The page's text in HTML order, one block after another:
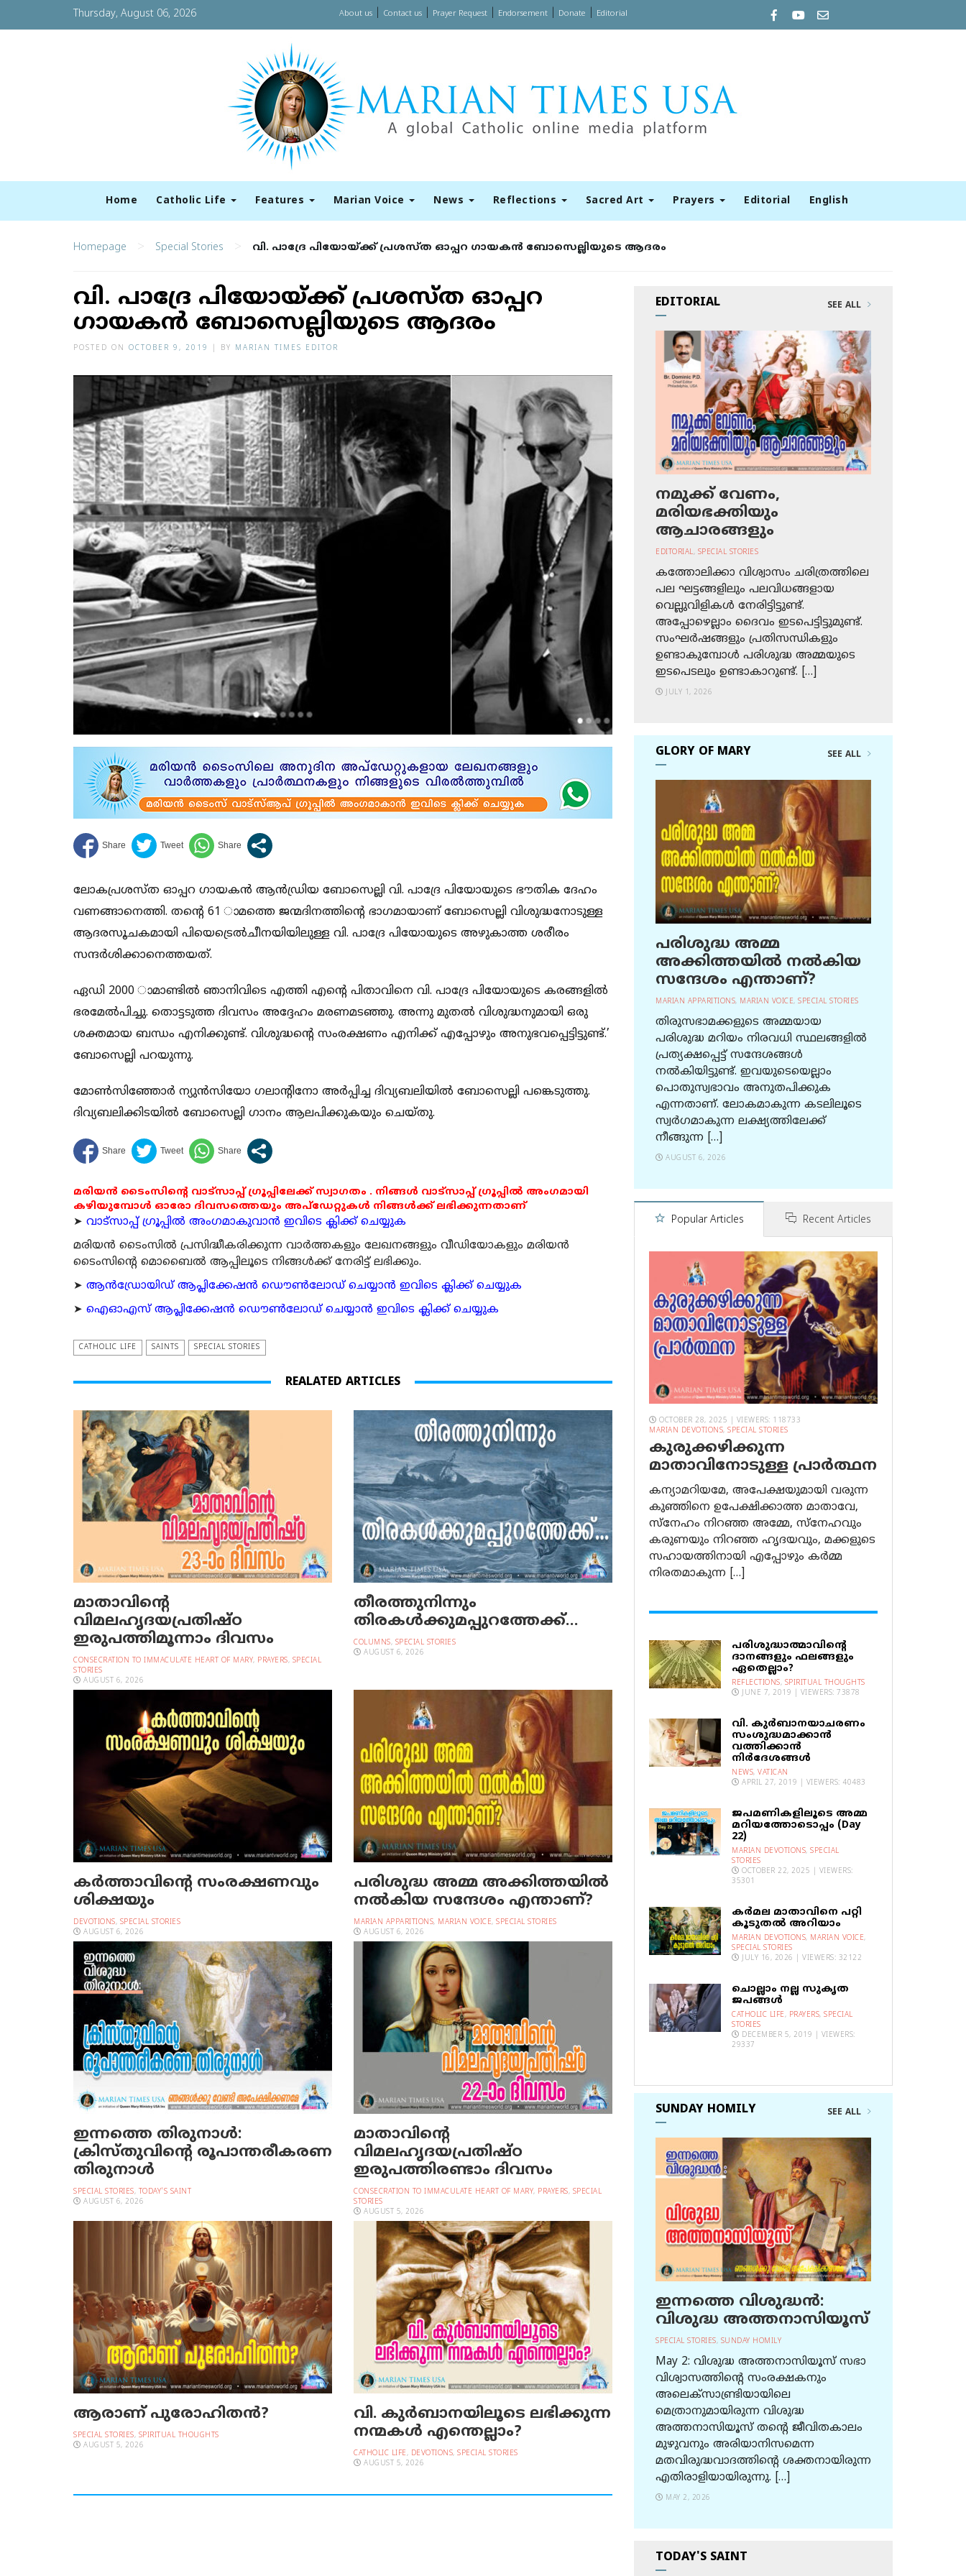
Thursday, August 06, 2026 About us| Contact us| Prayer Request| Endorsement| Donate Editorial
Home Catholic Life Features Marian Voice News Reflections Sacred Art Prayers Editorial English
Homepage > Special Stories > വി. പാദ്രേ പിയോയ്ക്ക് പ്രശസ്ത ഓപ്പറ ഗായകന്‍ ബോസെല്ലിയുടെ ആദരം
വി. പാദ്രേ പിയോയ്ക്ക് പ്രശസ്ത ഓപ്പറ
ഗായകന്‍ ബോസെല്ലിയുടെ ആദരം
POSTED ON OCTOBER 9, 2019 BY MARIAN TIMES EDITOR
ലോകപ്രശസ്ത ഓപ്പറ ഗായകന്‍ ആന്‍ഡ്രിയ ബോസെല്ലി വി. പാദ്രേ പിയോയുടെ ഭൗതിക ദേഹം
വണങ്ങാനെത്തി. തന്റെ 61 ാമത്തെ ജന്മദിനത്തിന്റെ ഭാഗമായാണ് ബോസെല്ലി വിശുദ്ധനോടുള്ള
ആദരസൂചകമായി പിയെട്രെല്‍ചീനയിയിലുള്ള വി. പാദ്രേ പിയോയുടെ അഴുകാത്ത ശരീരം
സന്ദര്‍ശിക്കാനെത്തയത്.
ഏഡി 2000 ാമാണ്ടില്‍ ഞാനിവിടെ എത്തി എന്റെ പിതാവിനെ വി. പാദ്രേ പിയോയുടെ കരങ്ങളില്‍
ഭരമേല്‍പിച്ചു. തൊട്ടടുത്ത ദിവസം അദ്ദേഹം മരണമടഞ്ഞു. അന്നു മുതല്‍ വിശുദ്ധനുമായി ഒരു
ശക്തമായ ബന്ധം എനിക്കുണ്ട്. വിശുദ്ധന്റെ സംരക്ഷണം എനിക്ക് എപ്പോഴും അനുഭവപ്പെട്ടിട്ടുണ്ട്.’
ബോസെല്ലി പറയുന്നു.
മോണ്‍സിഞ്ഞോര്‍ ന്യുന്‍സിയോ ഗലാന്റിനോ അര്‍പ്പിച്ച ദിവ്യബലിയില്‍ ബോസെല്ലി പങ്കെടുത്തു.
ദിവ്യബലിക്കിടയില്‍ ബോസെല്ലി ഗാനം ആലപിക്കുകയും ചെയ്തു.
മരിയൻ ടൈംസിന്റെ വാട്സാപ്പ് ഗ്രൂപ്പിലേക്ക് സ്വാഗതം . നിങ്ങൾ വാട്സാപ്പ് ഗ്രൂപ്പിൽ അംഗമായി
കഴിയുമ്പോൾ ഓരോ ദിവസത്തെയും അപ്ഡേറ്റുകൾ നിങ്ങൾക്ക് ലഭിക്കുന്നതാണ്
➤ വാട്സാപ്പ് ഗ്രൂപ്പിൽ അംഗമാകുവാൻ ഇവിടെ ക്ലിക്ക് ചെയ്യുക
മരിയന്‍ ടൈംസില്‍ പ്രസിദ്ധീകരിക്കുന്ന വാര്‍ത്തകളും ലേഖനങ്ങളും വീഡിയോകളും മരിയന്‍
ടൈംസിന്റെ മൊബൈല്‍ ആപ്പിലൂടെ നിങ്ങള്‍ക്ക് നേരിട്ട് ലഭിക്കും.
➤ ആന്‍ഡ്രോയിഡ് ആപ്ലിക്കേഷന്‍ ഡൌണ്‍ലോഡ് ചെയ്യാന്‍ ഇവിടെ ക്ലിക്ക് ചെയ്യുക
➤ ഐഓഎസ് ആപ്ലിക്കേഷന്‍ ഡൌണ്‍ലോഡ് ചെയ്യാന്‍ ഇവിടെ ക്ലിക്ക് ചെയ്യുക
CATHOLIC LIFE SAINTS SPECIAL STORIES
REALATED ARTICLES
മാതാവിന്റെ
വിമലഹൃദയപ്രതിഷ്ഠ
ഇരുപത്തിമൂന്നാം ദിവസം
CONSECRATION TO IMMACULATE HEART OF MARY, PRAYERS, SPECIAL
STORIES
AUGUST 6, 2026
തീരത്തുനിന്നും
തിരകള്‍ക്കുമപ്പുറത്തേക്ക്…
COLUMNS, SPECIAL STORIES
AUGUST 6, 2026
കർത്താവിന്റെ സംരക്ഷണവും
ശിക്ഷയും
DEVOTIONS, SPECIAL STORIES
AUGUST 6, 2026
പരിശുദ്ധ അമ്മ അക്കിത്തയില്‍
നല്‍കിയ സന്ദേശം എന്താണ്?
MARIAN APPARITIONS, MARIAN VOICE, SPECIAL STORIES
AUGUST 6, 2026
ഇന്നത്തെ തിരുനാള്‍:
ക്രിസ്തുവിന്റെ രൂപാന്തരീകരണ
തിരുനാള്‍
SPECIAL STORIES, TODAY'S SAINT
AUGUST 6, 2026
മാതാവിന്റെ
വിമലഹൃദയപ്രതിഷ്ഠ
ഇരുപത്തിരണ്ടാം ദിവസം
CONSECRATION TO IMMACULATE HEART OF MARY, PRAYERS, SPECIAL
STORIES
AUGUST 5, 2026
ആരാണ് പുരോഹിതൻ?
SPECIAL STORIES, SPIRITUAL THOUGHTS
AUGUST 5, 2026
വി. കുര്‍ബാനയിലൂടെ ലഭിക്കുന്ന
നന്മകള്‍ എന്തെല്ലാം?
CATHOLIC LIFE, DEVOTIONS, SPECIAL STORIES
AUGUST 5, 2026
EDITORIAL SEE ALL
നമുക്ക് വേണം,
മരിയഭക്തിയും
ആചാരങ്ങളും
EDITORIAL, SPECIAL STORIES
കത്തോലിക്കാ വിശ്വാസം ചരിത്രത്തിലെ
പല ഘട്ടങ്ങളിലും പലവിധങ്ങളായ
വെല്ലുവിളികള്‍ നേരിട്ടിട്ടുണ്ട്.
അപ്പോഴെല്ലാം ദൈവം ഇടപെട്ടിട്ടുമുണ്ട്.
സംഘര്‍ഷങ്ങളും പ്രതിസന്ധികളും
ഉണ്ടാകുമ്പോള്‍ പരിശുദ്ധ അമ്മയുടെ
ഇടപെടലും ഉണ്ടാകാറുണ്ട്. […]
JULY 1, 2026
GLORY OF MARY SEE ALL
പരിശുദ്ധ അമ്മ
അക്കിത്തയില്‍ നല്‍കിയ
സന്ദേശം എന്താണ്?
MARIAN APPARITIONS, MARIAN VOICE, SPECIAL STORIES
തിരുസഭാമക്കളുടെ അമ്മയായ
പരിശുദ്ധ മറിയം നിരവധി സ്ഥലങ്ങളിൽ
പ്രത്യക്ഷപ്പെട്ട് സന്ദേശങ്ങൾ
നൽകിയിട്ടുണ്ട്. ഇവയുടെയെല്ലാം
പൊതുസ്വഭാവം അനുതപിക്കുക
എന്നതാണ്. ലോകമാകുന്ന കടലിലൂടെ
സ്വർഗമാകുന്ന ലക്ഷ്യത്തിലേക്ക്
നീങ്ങുന്ന […]
AUGUST 6, 2026
Popular Articles Recent Articles
OCTOBER 28, 2025 | VIEWERS: 118733
MARIAN DEVOTIONS, SPECIAL STORIES
കുരുക്കഴിക്കുന്ന
മാതാവിനോടുള്ള പ്രാര്‍ത്ഥന
കന്യാമറിയമേ, അപേക്ഷയുമായി വരുന്ന
കുഞ്ഞിനെ ഉപേക്ഷിക്കാത്ത മാതാവേ,
സ്നേഹം നിറഞ്ഞ അമ്മേ, സ്നേഹവും
കരുണയും നിറഞ്ഞ ഹൃദയവും, മക്കളുടെ
സഹായത്തിനായി എപ്പോഴും കർമ്മ
നിരതമാകുന്ന […]
പരിശുദ്ധാത്മാവിന്റെ
ദാനങ്ങളും ഫലങ്ങളും
ഏതെല്ലാം?
REFLECTIONS, SPIRITUAL THOUGHTS
JUNE 7, 2019 | VIEWERS: 73878
വി. കുര്‍ബാനയാചരണം
സംശുദ്ധമാക്കാന്‍
വത്തിക്കാന്‍
നിര്‍ദേശങ്ങള്‍
NEWS, VATICAN
APRIL 27, 2019 | VIEWERS: 40483
ജപമണികളിലൂടെ അമ്മ
മറിയത്തോടൊപ്പം (Day
22)
MARIAN DEVOTIONS, SPECIAL
STORIES
OCTOBER 22, 2025 | VIEWERS:
35301
കര്‍മല മാതാവിനെ പറ്റി
കൂടുതല്‍ അറിയാം
MARIAN DEVOTIONS, MARIAN VOICE,
SPECIAL STORIES
JULY 16, 2026 | VIEWERS: 32122
ചൊല്ലാം നല്ല സുകൃത
ജപങ്ങൾ
CATHOLIC LIFE, PRAYERS, SPECIAL
STORIES
DECEMBER 5, 2019 | VIEWERS:
29337
SUNDAY HOMILY SEE ALL
ഇന്നത്തെ വിശുദ്ധന്‍:
വിശുദ്ധ അത്തനാസിയൂസ്
SPECIAL STORIES, SUNDAY HOMILY
May 2: വിശുദ്ധ അത്തനാസിയൂസ് സഭാ
വിശ്വാസത്തിന്റെ സംരക്ഷകനും
അലെക്സാണ്ട്രിയായിലെ
മെത്രാനുമായിരുന്ന വിശുദ്ധ
അത്തനാസിയൂസ് തന്റെ ജീവിതകാലം
മുഴുവനും അരിയാനിസമെന്ന
മതവിരുദ്ധവാദത്തിന്റെ ശക്തനായിരുന്ന
എതിരാളിയായിരുന്നു. […]
MAY 2, 2026
TODAY'S SAINT